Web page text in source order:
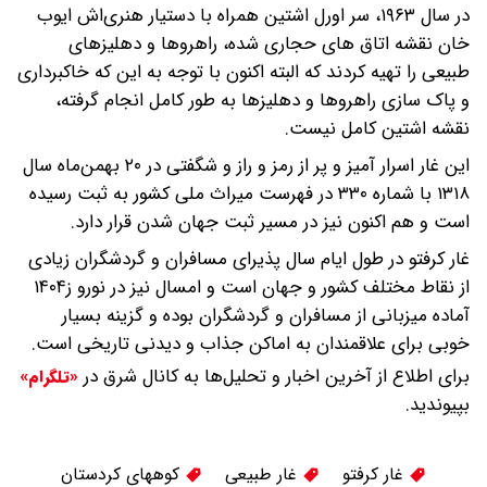
در سال ۱۹۶۳، سر اورل اشتین همراه با دستیار هنری‌اش ایوب
خان نقشه اتاق های حجاری شده، راهروها و دهلیزهای
طبیعی را تهیه کردند که البته اکنون با توجه به این که خاکبرداری
و پاک سازی راهروها و دهلیزها به طور کامل انجام گرفته،
نقشه اشتین کامل نیست.
این غار اسرار آمیز و پر از رمز و راز و شگفتی در ۲۰ بهمن‌ماه سال
۱۳۱۸ با شماره ۳۳۰ در فهرست میراث ملی کشور به ثبت رسیده
است و هم اکنون نیز در مسیر ثبت جهان شدن قرار دارد.
غار کرفتو در طول ایام سال پذیرای مسافران و گردشگران زیادی
از نقاط مختلف کشور و جهان است و امسال نیز در نورو ز۱۴۰۴
آماده میزبانی از مسافران و گردشگران بوده و گزینه بسیار
خوبی برای علاقمندان به اماکن جذاب و دیدنی تاریخی است.
برای اطلاع از آخرین اخبار و تحلیل‌ها به کانال شرق در «تلگرام»
بپیوندید.
غار کرفتو غار طبیعی کوههای کردستان